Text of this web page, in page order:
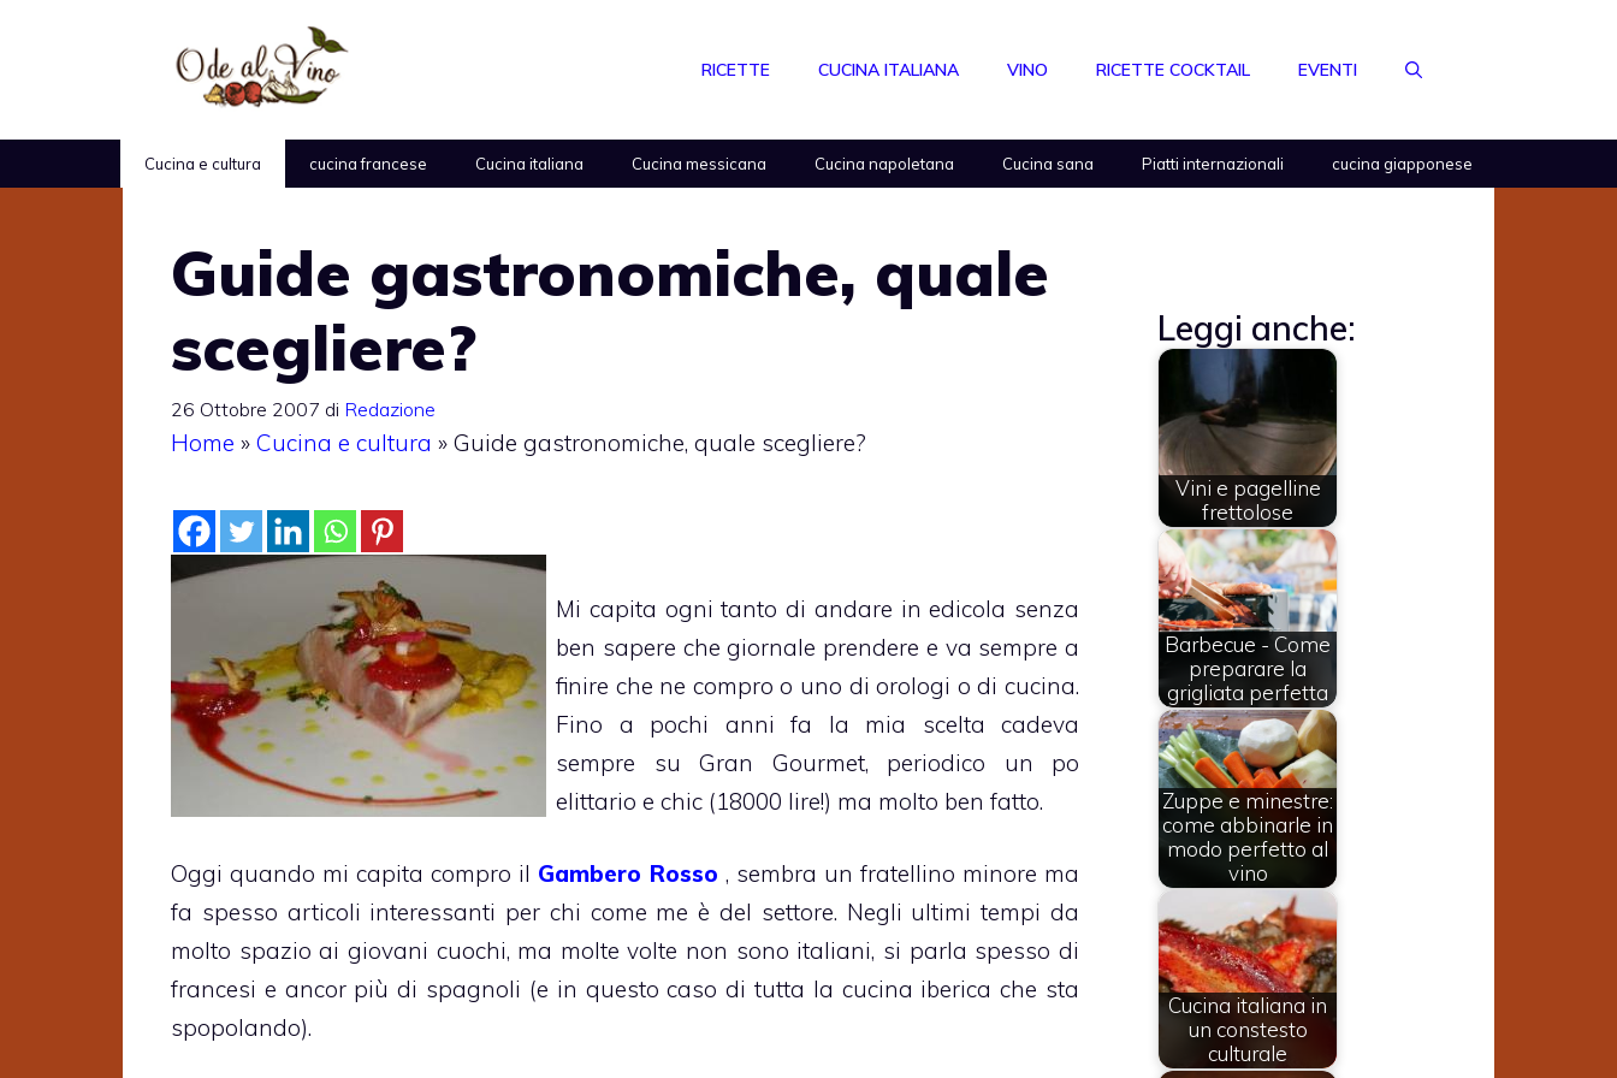
RICETTE CUCINA ITALIANA VINO RICETTE COCKTAIL EVENTI
Cucina e cultura cucina francese Cucina italiana Cucina messicana Cucina napoletana Cucina sana Piatti internazionali cucina giapponese
Guide gastronomiche, quale
scegliere?
26 Ottobre 2007 di Redazione
Home » Cucina e cultura » Guide gastronomiche, quale scegliere?
Mi capita ogni tanto di andare in edicola senza
ben sapere che giornale prendere e va sempre a
finire che ne compro o uno di orologi o di cucina.
Fino a pochi anni fa la mia scelta cadeva
sempre su Gran Gourmet, periodico un po
elittario e chic (18000 lire!) ma molto ben fatto.
Oggi quando mi capita compro il Gambero Rosso , sembra un fratellino minore ma
fa spesso articoli interessanti per chi come me è del settore. Negli ultimi tempi da
molto spazio ai giovani cuochi, ma molte volte non sono italiani, si parla spesso di
francesi e ancor più di spagnoli (e in questo caso di tutta la cucina iberica che sta
spopolando).
Leggi anche:
Vini e pagelline
frettolose
Barbecue - Come
preparare la
grigliata perfetta
Zuppe e minestre:
come abbinarle in
modo perfetto al
vino
Cucina italiana in
un constesto
culturale